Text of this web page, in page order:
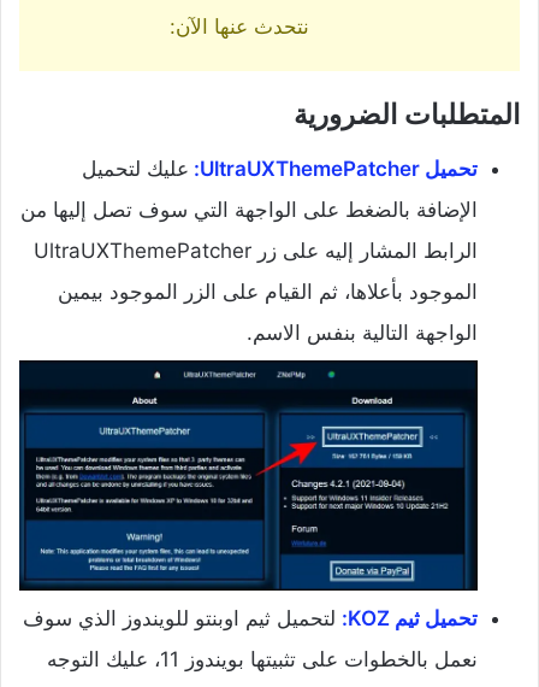
نتحدث عنها الآن:
المتطلبات الضرورية
تحميل UltraUXThemePatcher:
عليك لتحميل
الإضافة بالضغط على الواجهة التي سوف تصل إليها من
الرابط المشار إليه على زر UltraUXThemePatcher
الموجود بأعلاها، ثم القيام على الزر الموجود بيمين
الواجهة التالية بنفس الاسم.
تحميل ثيم KOZ:
لتحميل ثيم اوبنتو للويندوز الذي سوف
نعمل بالخطوات على تثبيتها بويندوز 11، عليك التوجه